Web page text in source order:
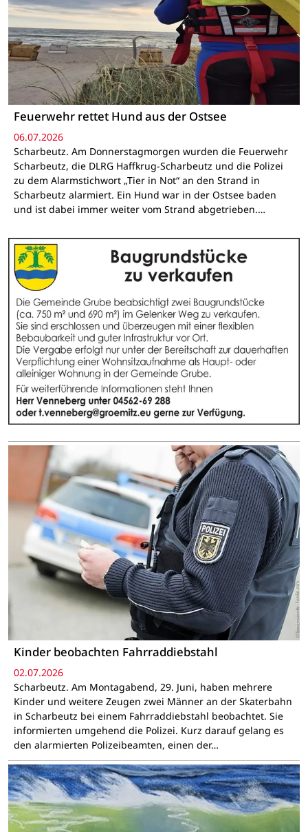
Feuerwehr rettet Hund aus der Ostsee
06.07.2026
Scharbeutz. Am Donnerstagmorgen wurden die Feuerwehr
Scharbeutz, die DLRG Haffkrug-Scharbeutz und die Polizei
zu dem Alarmstichwort „Tier in Not“ an den Strand in
Scharbeutz alarmiert. Ein Hund war in der Ostsee baden
und ist dabei immer weiter vom Strand abgetrieben.…
Kinder beobachten Fahrraddiebstahl
02.07.2026
Scharbeutz. Am Montagabend, 29. Juni, haben mehrere
Kinder und weitere Zeugen zwei Männer an der Skaterbahn
in Scharbeutz bei einem Fahrraddiebstahl beobachtet. Sie
informierten umgehend die Polizei. Kurz darauf gelang es
den alarmierten Polizeibeamten, einen der…